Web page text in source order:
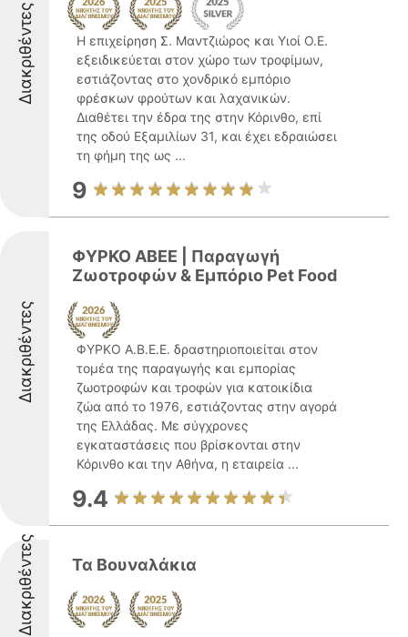
Διακριθέντες
Η επιχείρηση Σ. Μαντζιώρος και Υιοί Ο.Ε.
εξειδικεύεται στον χώρο των τροφίμων,
εστιάζοντας στο χονδρικό εμπόριο
φρέσκων φρούτων και λαχανικών.
Διαθέτει την έδρα της στην Κόρινθο, επί
της οδού Εξαμιλίων 31, και έχει εδραιώσει
τη φήμη της ως ...
9
Διακριθέντες
ΦΥΡΚΟ ΑΒΕΕ | Παραγωγή
Ζωοτροφών & Εμπόριο Pet Food
ΦΥΡΚΟ Α.Β.Ε.Ε. δραστηριοποιείται στον
τομέα της παραγωγής και εμπορίας
ζωοτροφών και τροφών για κατοικίδια
ζώα από το 1976, εστιάζοντας στην αγορά
της Ελλάδας. Με σύγχρονες
εγκαταστάσεις που βρίσκονται στην
Κόρινθο και την Αθήνα, η εταιρεία ...
9.4
Διακριθέντες Τα Βουναλάκια